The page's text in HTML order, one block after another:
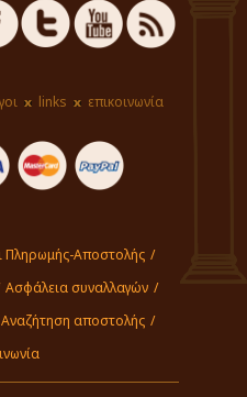
links επικοινωνία
Πληρωμής-Αποστολής /
Ασφάλεια συναλλαγών /
Αναζήτηση αποστολής /